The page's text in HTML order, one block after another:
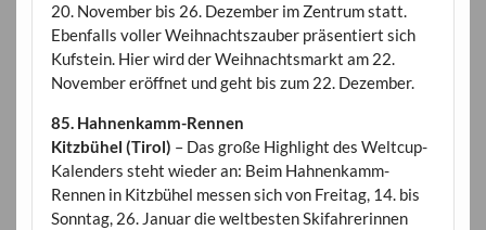
20. November bis 26. Dezember im Zentrum statt.
Ebenfalls voller Weihnachtszauber präsentiert sich
Kufstein. Hier wird der Weihnachtsmarkt am 22.
November eröffnet und geht bis zum 22. Dezember.
85. Hahnenkamm-Rennen
Kitzbühel (Tirol) – Das große Highlight des Weltcup-
Kalenders steht wieder an: Beim Hahnenkamm-
Rennen in Kitzbühel messen sich von Freitag, 14. bis
Sonntag, 26. Januar die weltbesten Skifahrerinnen